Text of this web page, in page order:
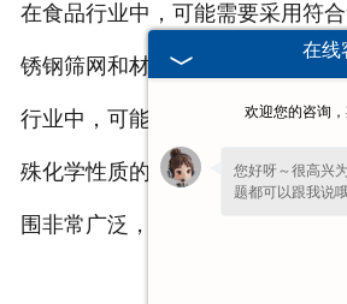
在食品行业中，可能需要采用符
锈钢筛网和材料，以确保产品的卫
行业中，可能需要采用耐腐蚀的特
殊化学性质的原料处理。因此，重
围非常广泛，能够满足不同行业和
在线
欢迎您的咨询
您好呀～很高兴
题都可以跟我说哦